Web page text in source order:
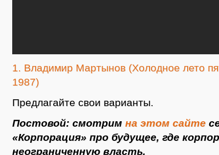
1. Владимир Мартынов (Холодное лето
1987)
Предлагайте свои варианты.
Постовой: смотрим на этом сайте
«Корпорация» про будущее, где
неограниченную власть.